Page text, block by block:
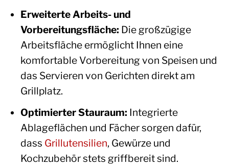
Erweiterte Arbeits- und
Vorbereitungsfläche: Die großzügige
Arbeitsfläche ermöglicht Ihnen eine
komfortable Vorbereitung von Speisen und
das Servieren von Gerichten direkt am
Grillplatz.
Optimierter Stauraum: Integrierte
Ablageflächen und Fächer sorgen dafür,
dass Grillutensilien, Gewürze und
Kochzubehör stets griffbereit sind.